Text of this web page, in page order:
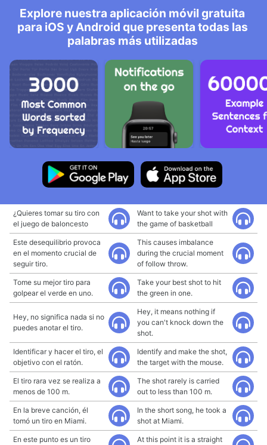
Explore nuestra aplicación móvil gratuita
para iOS y Android que presenta todas las
palabras más utilizadas
¿Quieres tomar su tiro con
el juego de baloncesto
Want to take your shot with
the game of basketball
Este desequilibrio provoca
en el momento crucial de
seguir tiro.
This causes imbalance
during the crucial moment
of follow throw.
Tome su mejor tiro para
golpear el verde en uno.
Take your best shot to hit
the green in one.
Hey, no significa nada si no
puedes anotar el tiro.
Hey, it means nothing if
you can't knock down the
shot.
Identificar y hacer el tiro, el
objetivo con el ratón.
Identify and make the shot,
the target with the mouse.
El tiro rara vez se realiza a
menos de 100 m.
The shot rarely is carried
out to less than 100 m.
En la breve canción, él
tomó un tiro en Miami.
In the short song, he took a
shot at Miami.
En este punto es un tiro
At this point it is a straight